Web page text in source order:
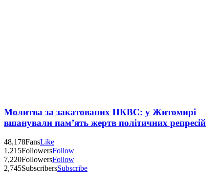
Молитва за закатованих НКВС: у Житомирі
вшанували пам’ять жертв політичних репресій
48,178FansLike
1,215FollowersFollow
7,220FollowersFollow
2,745SubscribersSubscribe